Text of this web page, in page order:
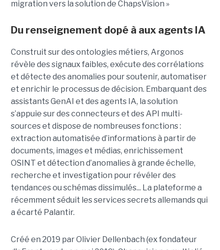
migration vers la solution de ChapsVision »
Du renseignement dopé à aux agents IA
Construit sur des ontologies métiers, Argonos
révèle des signaux faibles, exécute des corrélations
et détecte des anomalies pour soutenir, automatiser
et enrichir le processus de décision. Embarquant des
assistants GenAI et des agents IA, la solution
s’appuie sur des connecteurs et des API multi-
sources et dispose de nombreuses fonctions :
extraction automatisée d’informations à partir de
documents, images et médias, enrichissement
OSINT et détection d’anomalies à grande échelle,
recherche et investigation pour révéler des
tendances ou schémas dissimulés... La plateforme a
récemment séduit les services secrets allemands qui
a écarté Palantir.
Créé en 2019 par Olivier Dellenbach (ex fondateur